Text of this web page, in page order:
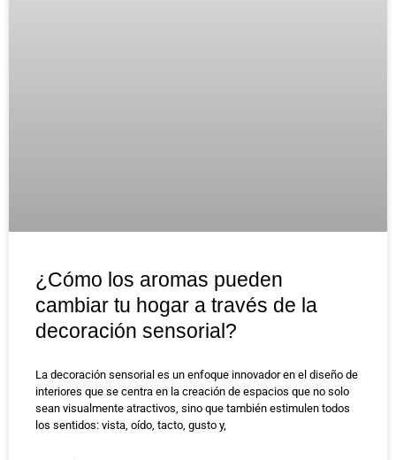
¿Cómo los aromas pueden
cambiar tu hogar a través de la
decoración sensorial?
La decoración sensorial es un enfoque innovador en el diseño de
interiores que se centra en la creación de espacios que no solo
sean visualmente atractivos, sino que también estimulen todos
los sentidos: vista, oído, tacto, gusto y,